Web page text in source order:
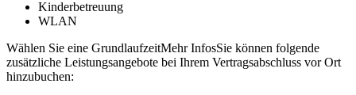
Kinderbetreuung
WLAN
Wählen Sie eine GrundlaufzeitMehr InfosSie können folgende
zusätzliche Leistungsangebote bei Ihrem Vertragsabschluss vor Ort
hinzubuchen: